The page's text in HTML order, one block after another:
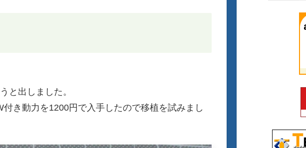
と出しました。
き動力を1200円で入手したので移植を試みまし